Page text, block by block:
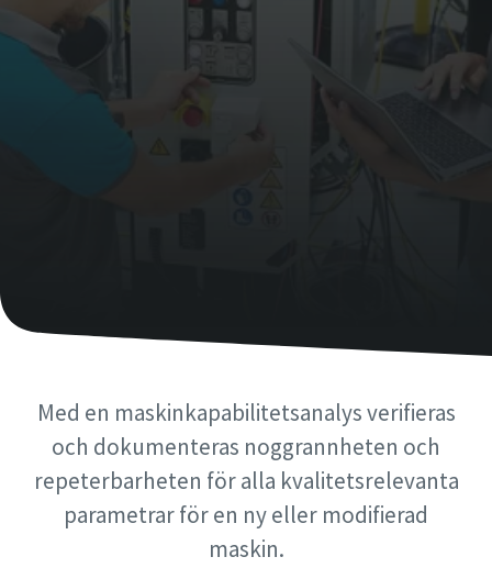
Dags att kalibrera?
Säkerställ kvalitet och minska defekter med
verktygskalibrering och ackrediterad
kvalitetssäkringskalibrering.​
Med en maskinkapabilitetsanalys verifieras
och dokumenteras noggrannheten och
repeterbarheten för alla kvalitetsrelevanta
parametrar för en ny eller modifierad
maskin.